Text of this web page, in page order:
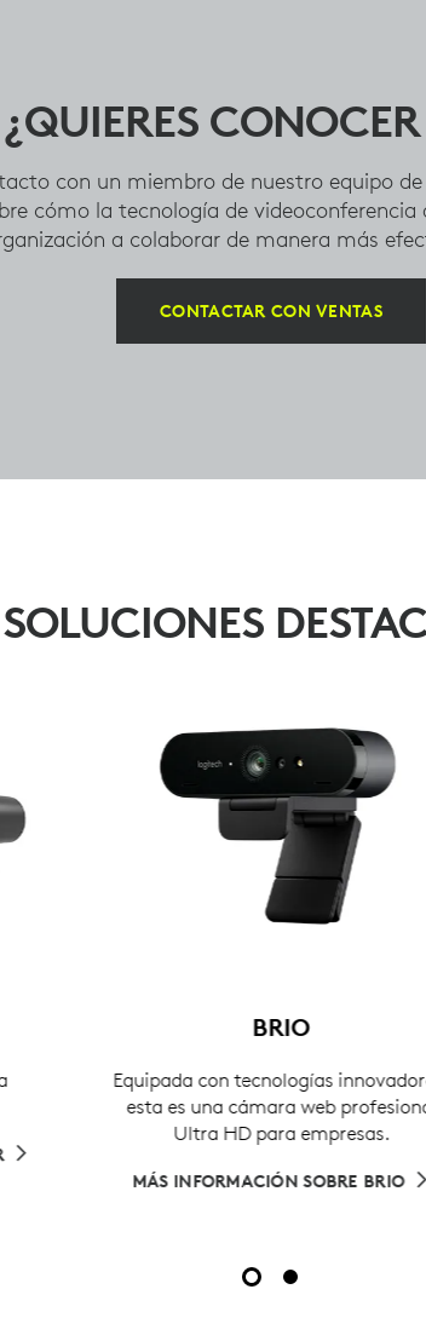
¿QUIERES
con un miembro de nuestro equipo
cómo la tecnología de videoconferencia
a colaborar de manera más
CONTACTAR CON VENTAS
SOLUCIONES
BRIO
Equipada con tecnologías
esta es una cámara web
Ultra HD para empresas.
MÁS INFORMACIÓN SOBRE BRIO